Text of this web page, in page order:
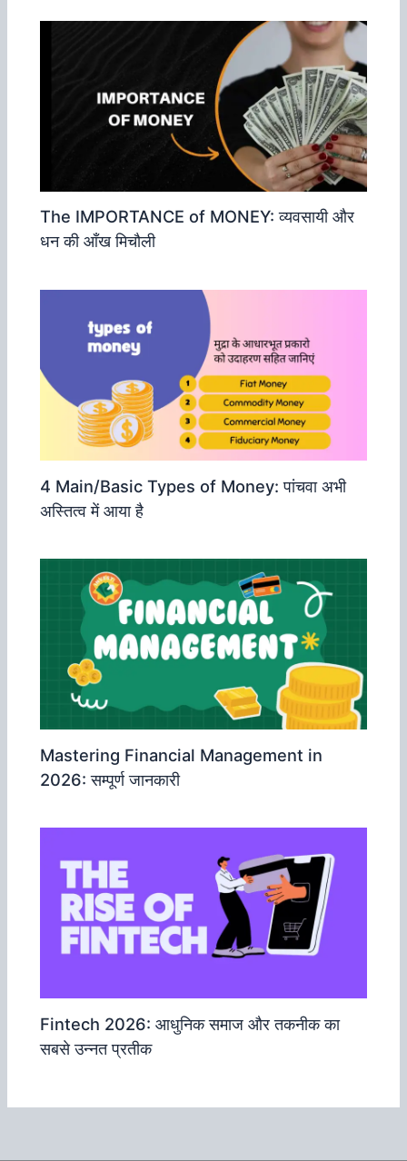
The IMPORTANCE of MONEY: व्‍यवसायी और
धन की आँख मिचौली
4 Main/Basic Types of Money: पांचवा अभी
अस्तित्‍व में आया है
Mastering Financial Management in
2026: सम्‍पूर्ण जानकारी
Fintech 2026: आधुनिक समाज और तकनीक का
सबसे उन्‍नत प्रतीक